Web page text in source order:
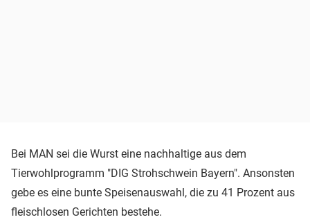
Bei MAN sei die Wurst eine nachhaltige aus dem
Tierwohlprogramm "DIG Strohschwein Bayern". Ansonsten
gebe es eine bunte Speisenauswahl, die zu 41 Prozent aus
fleischlosen Gerichten bestehe.